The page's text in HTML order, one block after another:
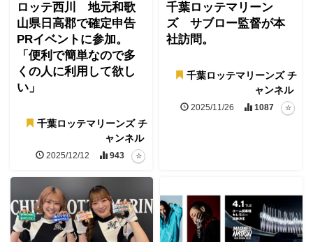
ロッテ西川 地元和歌
山県日高郡で確定申告
PRイベントに参加。
「便利で簡単なので多
くの人に利用して欲し
い」
千葉ロッテマリーンズ チ
ャンネル
2025/12/12 943
千葉ロッテマリーン
ズ サブロー監督が本
社訪問。
千葉ロッテマリーンズ チ
ャンネル
2025/11/26 1087